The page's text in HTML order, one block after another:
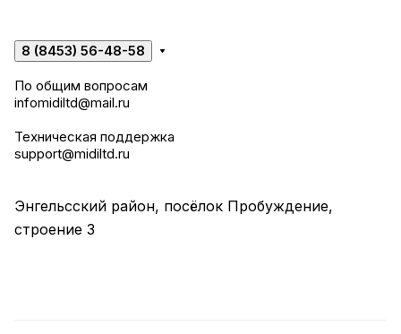
8 (8453) 56-48-58
По общим вопросам
infomidiltd@mail.ru
Техническая поддержка
support@midiltd.ru
Энгельсский район, посёлок Пробуждение,
строение 3